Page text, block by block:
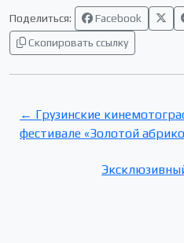
Поделиться: Facebook
Скопировать ссылку
← Грузинские
фестивале «Золотой